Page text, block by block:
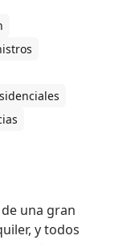
una gran
y todos